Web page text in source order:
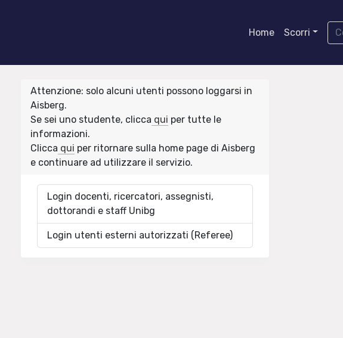
Home Scorri
Attenzione: solo alcuni utenti possono loggarsi in
Aisberg.
Se sei uno studente, clicca qui per tutte le
informazioni.
Clicca qui per ritornare sulla home page di Aisberg
e continuare ad utilizzare il servizio.
Login docenti, ricercatori, assegnisti,
dottorandi e staff Unibg
Login utenti esterni autorizzati (Referee)